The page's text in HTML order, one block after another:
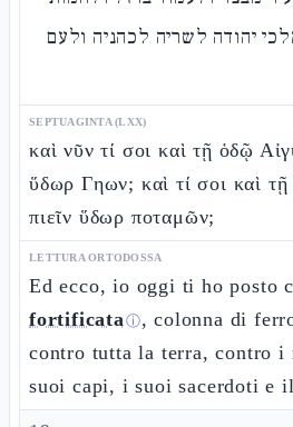
יהודה לשריה לכהניה ולעם
SEPTUAGINTA (LXX)
καὶ νῦν τί σοι καὶ τῇ ὁδῷ
ὕδωρ Γηων; καὶ τί σοι καὶ
πιεῖν ὕδωρ ποταμῶν;
LETTURA ORTODOSSA
Ed ecco, io oggi ti ho posto
fortificataⓘ, colonna di
contro tutta la terra, contro i
suoi capi, i suoi sacerdoti e